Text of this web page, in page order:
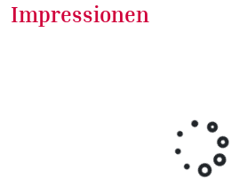
Impressionen